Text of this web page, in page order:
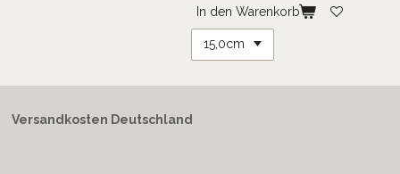
In den Warenkorb
Versandkosten Deutschland